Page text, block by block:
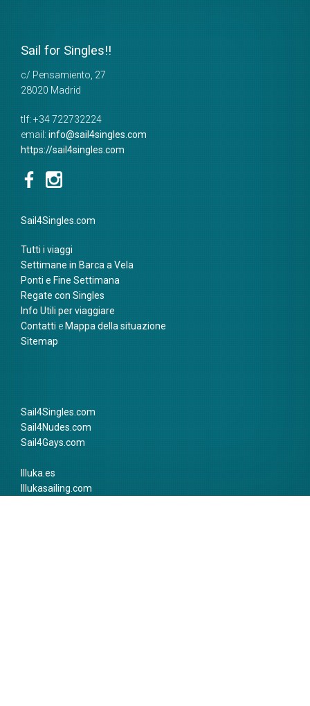
Sail for Singles!!
c/ Pensamiento, 27
28020 Madrid
tlf: +34 722732224
email: info@sail4singles.com
https://sail4singles.com
Sail4Singles.com
Tutti i viaggi
Settimane in Barca a Vela
Ponti e Fine Settimana
Regate con Singles
Info Utili per viaggiare
Contatti e Mappa della situazione
Sitemap
Sail4Singles.com
Sail4Nudes.com
Sail4Gays.com
Illuka.es
Illukasailing.com